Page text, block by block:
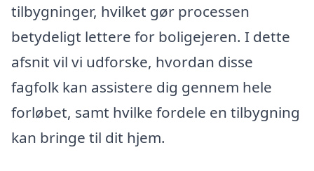
tilbygninger, hvilket gør processen
betydeligt lettere for boligejeren. I dette
afsnit vil vi udforske, hvordan disse
fagfolk kan assistere dig gennem hele
forløbet, samt hvilke fordele en tilbygning
kan bringe til dit hjem.